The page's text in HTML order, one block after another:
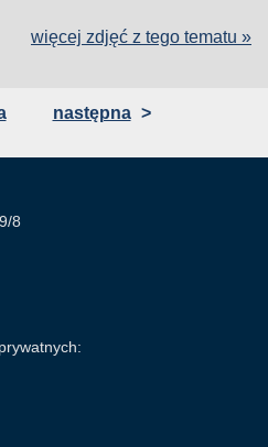
więcej zdjęć z tego tematu »
następna >
8